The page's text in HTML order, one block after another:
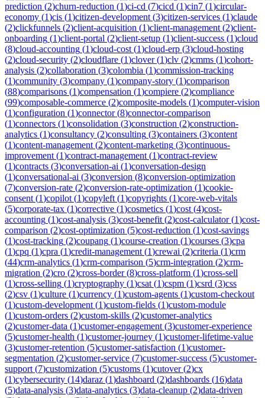
prediction (2)churn-reduction (1)ci-cd (7)cicd (1)cin7 (1)circular-
economy (1)cis (1)citizen-development (3)citizen-services (1)claude
(2)clickfunnels (2)client-acquisition (1)client-management (2)client-
onboarding (1)client-portal (2)client-setup (1)client-success (1)cloud
(8)cloud-accounting (1)cloud-cost (1)cloud-erp (3)cloud-hosting
(2)cloud-security (2)cloudflare (1)clover(1)clv (2)cmms (1)cohort-
analysis (2)collaboration (3)colombia (1)commission-tracking
(1)community (3)company (1)company-story (1)comparison
(88)comparisons (1)compensation (1)compiere (2)compliance
(99)composable-commerce (2)composite-models (1)computer-vision
(1)configuration (1)connector(8)connector-comparison
(1)connectors (1)consolidation (3)construction (2)construction-
analytics (1)consultancy (2)consulting (3)containers (3)content
(1)content-management (2)content-marketing (3)continuous-
improvement (1)contract-management (1)contract-review
(1)contracts (3)conversation-ai (1)conversation-design
(1)conversational-ai (3)conversion (8)conversion-optimization
(7)conversion-rate (2)conversion-rate-optimization (1)cookie-
consent (1)copilot (1)copyleft (1)copyrights (1)core-web-vitals
(5)corporate-tax (1)corrective (1)cosmetics (1)cost (4)cost-
accounting (1)cost-analysis (3)cost-benefit (2)cost-calculator(1)cost-
comparison (2)cost-optimization (5)cost-reduction (1)cost-savings
(1)cost-tracking (2)coupang (1)course-creation (1)courses (3)cpa
(1)cpq (1)cpra (1)credit-management (1)crewai (2)criteria (1)crm
(44)crm-analytics (1)crm-comparison (5)crm-integration (2)crm-
migration (2)cro (2)cross-border(8)cross-platform (1)cross-sell
(1)cross-selling (1)cryptography (1)csat (1)cspm (1)csrd (3)css
(2)csv (1)culture (1)currency (1)custom-agents (1)custom-checkout
(1)custom-development (1)custom-fields (1)custom-module
(1)custom-orders (2)custom-skills (2)customer-analytics
(2)customer-data (1)customer-engagement (3)customer-experience
(5)customer-health (1)customer-journey (1)customer-lifetime-value
(3)customer-retention (5)customer-satisfaction (1)customer-
segmentation (2)customer-service (7)customer-success (5)customer-
support (7)customization (5)customs (1)cutover(2)cx
(1)cybersecurity (14)daraz (1)dashboard (2)dashboards (16)data
(5)data-analysis (3)data-analytics (3)data-cleanup (2)data-driven